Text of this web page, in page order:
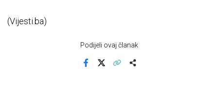
(Vijesti.ba)
Podijeli ovaj članak